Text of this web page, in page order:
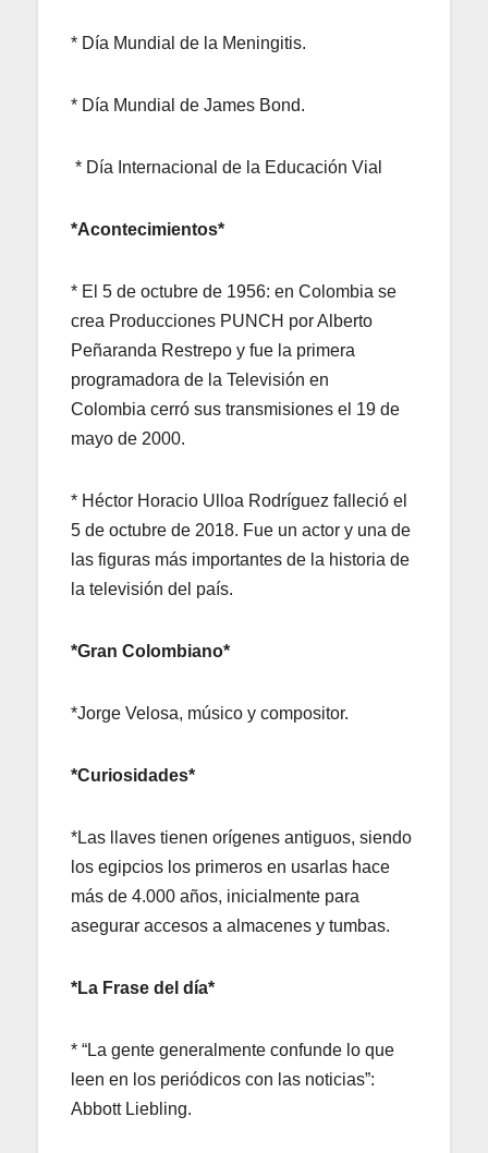
* Día Mundial de la Meningitis.
* Día Mundial de James Bond.
* Día Internacional de la Educación Vial
*Acontecimientos*
* El 5 de octubre de 1956: en Colombia se
crea Producciones PUNCH por Alberto
Peñaranda Restrepo y fue la primera
programadora de la Televisión en
Colombia cerró sus transmisiones el 19 de
mayo de 2000.
* Héctor Horacio Ulloa Rodríguez falleció el
5 de octubre de 2018. Fue un actor y una de
las figuras más importantes de la historia de
la televisión del país.
*Gran Colombiano*
*Jorge Velosa, músico y compositor.
*Curiosidades*
*Las llaves tienen orígenes antiguos, siendo
los egipcios los primeros en usarlas hace
más de 4.000 años, inicialmente para
asegurar accesos a almacenes y tumbas.
*La Frase del día*
* “La gente generalmente confunde lo que
leen en los periódicos con las noticias”:
Abbott Liebling.